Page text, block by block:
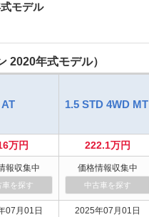
モデル
2020年式モデル）
1.5 STD 4WD MT
万円 222.1万円
報収集中
車を探す
価格情報収集中
中古車を探す
07月01日 2025年07月01日